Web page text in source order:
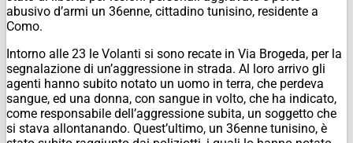
abusivo d’armi un 36enne, cittadino tunisino, residente a
Como.
Intorno alle 23 le Volanti si sono recate in Via Brogeda, per la
segnalazione di un’aggressione in strada. Al loro arrivo gli
agenti hanno subito notato un uomo in terra, che perdeva
sangue, ed una donna, con sangue in volto, che ha indicato,
come responsabile dell’aggressione subita, un soggetto che
si stava allontanando. Quest’ultimo, un 36enne tunisino, è